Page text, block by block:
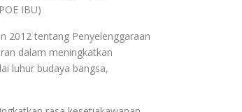
IBU)
2012 tentang Penyelenggaraan
dalam meningkatkan
luhur budaya bangsa,